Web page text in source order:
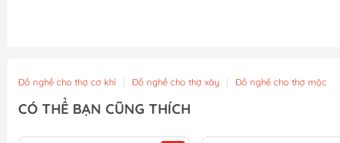
Đồ nghề cho thợ cơ khí | Đồ nghề cho thợ xây | Đồ nghề cho thợ mộc
CÓ THỂ BẠN CŨNG THÍCH